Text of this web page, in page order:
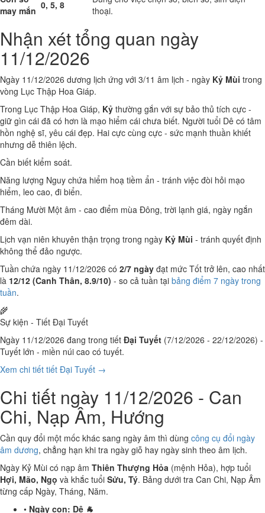
may mắn 0, 5, 8
thoại.
Nhận xét tổng quan ngày
11/12/2026
Ngày 11/12/2026 dương lịch ứng với 3/11 âm lịch - ngày Kỷ Mùi trong
vòng Lục Thập Hoa Giáp.
Trong Lục Thập Hoa Giáp, Kỷ thường gắn với sự bảo thủ tích cực -
giữ gìn cái đã có hơn là mạo hiểm cái chưa biết. Người tuổi Dê có tâm
hồn nghệ sĩ, yêu cái đẹp. Hai cực cùng cực - sức mạnh thuần khiết
nhưng dễ thiên lệch.
Cần biết kiểm soát.
Năng lượng Nguy chứa hiểm hoạ tiềm ẩn - tránh việc đòi hỏi mạo
hiểm, leo cao, đi biển.
Tháng Mười Một âm - cao điểm mùa Đông, trời lạnh giá, ngày ngắn
đêm dài.
Lịch vạn niên khuyên thận trọng trong ngày Kỷ Mùi - tránh quyết định
không thể đảo ngược.
Tuần chứa ngày 11/12/2026 có 2/7 ngày đạt mức Tốt trở lên, cao nhất
là 12/12 (Canh Thân, 8.9/10) - so cả tuần tại bảng điểm 7 ngày trong
tuần.
🌾
Sự kiện - Tiết Đại Tuyết
Ngày 11/12/2026 đang trong tiết Đại Tuyết (7/12/2026 - 22/12/2026) -
Tuyết lớn - miền núi cao có tuyết.
Xem chi tiết tiết Đại Tuyết →
Chi tiết ngày 11/12/2026 - Can
Chi, Nạp Âm, Hướng
Cần quy đổi một mốc khác sang ngày âm thì dùng công cụ đổi ngày
âm dương, chẳng hạn khi tra ngày giỗ hay ngày sinh theo âm lịch.
Ngày Kỷ Mùi có nạp âm Thiên Thượng Hỏa (mệnh Hỏa), hợp tuổi
Hợi, Mão, Ngọ và khắc tuổi Sửu, Tý. Bảng dưới tra Can Chi, Nạp Âm
từng cấp Ngày, Tháng, Năm.
• Ngày con: Dê 🐐